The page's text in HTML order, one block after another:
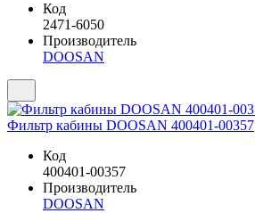
Код
2471-6050
Производитель
DOOSAN
Фильтр кабины DOOSAN 400401-00357
Код
400401-00357
Производитель
DOOSAN